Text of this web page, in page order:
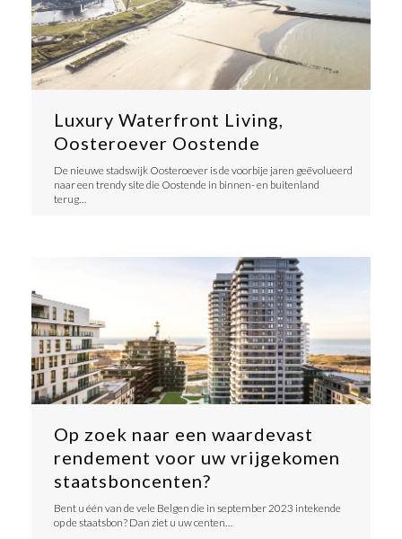
Luxury Waterfront Living,
Oosteroever Oostende
​De nieuwe stadswijk Oosteroever is de voorbije jaren geëvolueerd
naar een trendy site die Oostende in binnen- en buitenland
terug…
Op zoek naar een waardevast
rendement voor uw vrijgekomen
staatsboncenten?
Bent u één van de vele Belgen die in september 2023 intekende
op de staatsbon? Dan ziet u uw centen…